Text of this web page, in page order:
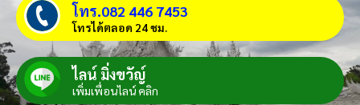
โทร.082 446 7453
โทรได้ตลอด 24 ชม.
ไลน์ มิ่งขวัญ์
เพิ่มเพื่อนไลน์ คลิก